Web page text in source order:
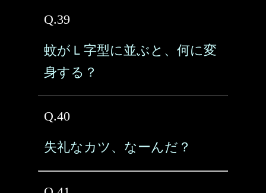
Q.39
蚊がＬ字型に並ぶと、何に変
身する？
Q.40
失礼なカツ、なーんだ？